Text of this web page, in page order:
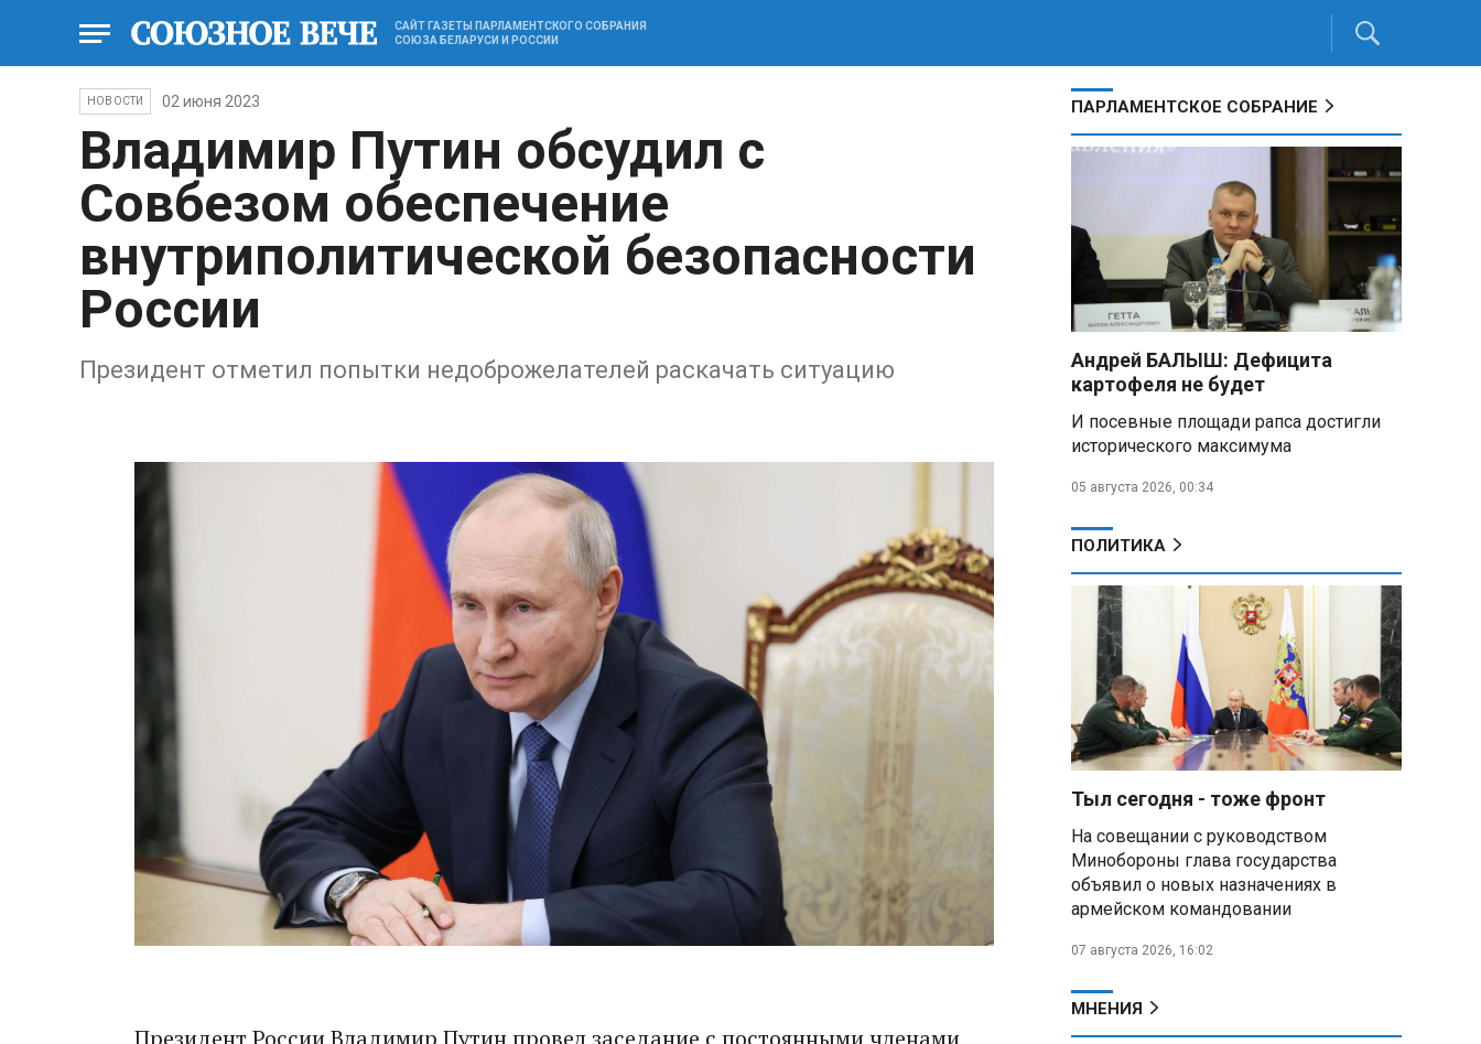
САЙТ ГАЗЕТЫ ПАРЛАМЕНТСКОГО СОБРАНИЯ
СОЮЗА БЕЛАРУСИ И РОССИИ
НОВОСТИ 02 июня 2023
Владимир Путин обсудил с
Совбезом обеспечение
внутриполитической безопасности
России
Президент отметил попытки недоброжелателей раскачать ситуацию
Президент России Владимир Путин провел заседание с постоянными членами
ПАРЛАМЕНТСКОЕ СОБРАНИЕ
Андрей БАЛЫШ: Дефицита
картофеля не будет
И посевные площади рапса достигли
исторического максимума
05 августа 2026, 00:34
ПОЛИТИКА
Тыл сегодня - тоже фронт
На совещании с руководством
Минобороны глава государства
объявил о новых назначениях в
армейском командовании
07 августа 2026, 16:02
МНЕНИЯ